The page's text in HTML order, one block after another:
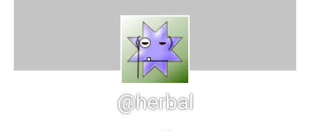
@herbal